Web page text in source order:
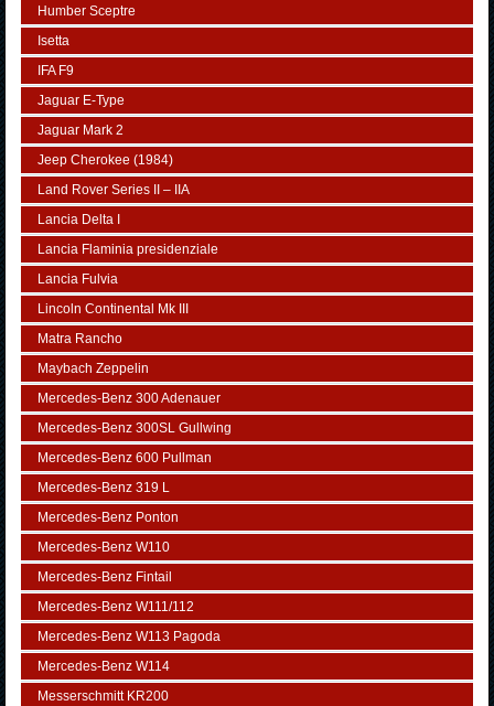
Humber Sceptre
Isetta
IFA F9
Jaguar E-Type
Jaguar Mark 2
Jeep Cherokee (1984)
Land Rover Series II – IIA
Lancia Delta I
Lancia Flaminia presidenziale
Lancia Fulvia
Lincoln Continental Mk III
Matra Rancho
Maybach Zeppelin
Mercedes-Benz 300 Adenauer
Mercedes-Benz 300SL Gullwing
Mercedes-Benz 600 Pullman
Mercedes-Benz 319 L
Mercedes-Benz Ponton
Mercedes-Benz W110
Mercedes-Benz Fintail
Mercedes-Benz W111/112
Mercedes-Benz W113 Pagoda
Mercedes-Benz W114
Messerschmitt KR200